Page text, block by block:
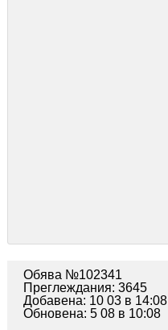
Обява №102341
Преглеждания: 3645
Добавена: 10 03 в 14:08
Обновена: 5 08 в 10:08